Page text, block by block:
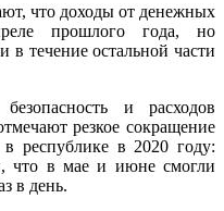
что доходы от денежных
прошлого года, но
в течение остальной части
безопасность и расходов
резкое сокращение
республике в 2020 году:
что в мае и июне смогли
в день.